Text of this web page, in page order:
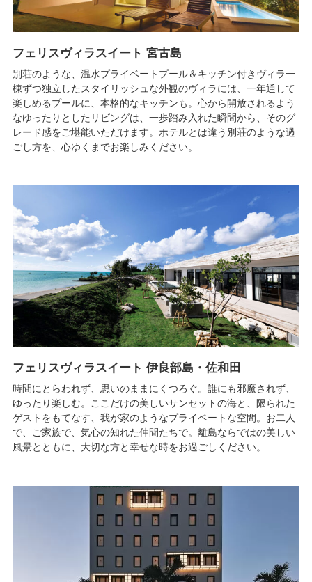
フェリスヴィラスイート 宮古島
別荘のような、温水プライベートプール＆キッチン付きヴィラ一
棟ずつ独立したスタイリッシュな外観のヴィラには、一年通して
楽しめるプールに、本格的なキッチンも。心から開放されるよう
なゆったりとしたリビングは、一歩踏み入れた瞬間から、そのグ
レード感をご堪能いただけます。ホテルとは違う別荘のような過
ごし方を、心ゆくまでお楽しみください。
フェリスヴィラスイート 伊良部島・佐和田
時間にとらわれず、思いのままにくつろぐ。誰にも邪魔されず、
ゆったり楽しむ。ここだけの美しいサンセットの海と、限られた
ゲストをもてなす、我が家のようなプライベートな空間。お二人
で、ご家族で、気心の知れた仲間たちで。離島ならではの美しい
風景とともに、大切な方と幸せな時をお過ごしください。